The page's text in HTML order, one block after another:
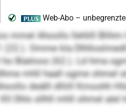
mmel Ahoollo llehlill
Omme kla
Büeloos (62.). Ld hma
mhll haall ogme
deälll dlliill Kmoohh
Dhls sllhll mhll ohmel alel